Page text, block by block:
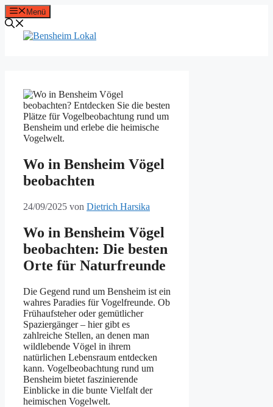
Zum
Inhalt
springen
Menü
Wo in Bensheim Vögel
beobachten
24/09/2025 von Dietrich Harsika
Wo in Bensheim Vögel
beobachten: Die besten
Orte für Naturfreunde
Die Gegend rund um Bensheim ist ein
wahres Paradies für Vogelfreunde. Ob
Frühaufsteher oder gemütlicher
Spaziergänger – hier gibt es
zahlreiche Stellen, an denen man
wildlebende Vögel in ihrem
natürlichen Lebensraum entdecken
kann. Vogelbeobachtung rund um
Bensheim bietet faszinierende
Einblicke in die bunte Vielfalt der
heimischen Vogelwelt.